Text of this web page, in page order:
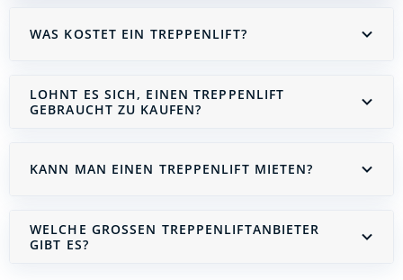
WAS KOSTET EIN TREPPENLIFT?
LOHNT ES SICH, EINEN TREPPENLIFT
GEBRAUCHT ZU KAUFEN?
KANN MAN EINEN TREPPENLIFT MIETEN?
WELCHE GROSSEN TREPPENLIFTANBIETER G
IBT ES?